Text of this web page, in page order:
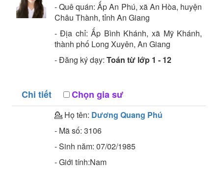
- Quê quán:Ấp An Phú, xã An Hòa, huyện
Châu Thành, tỉnh An Giang
- Địa chỉ:Ấp Bình Khánh, xã Mỹ Khánh,
thành phố Long Xuyên, An Giang
- Đăng ký dạy: Toán từ lớp 1 - 12
Chi tiết Chọn gia sư
💁 Họ tên: Dương Quang Phú
- Mã số: 3106
- Sinh năm: 07/02/1985
- Giới tính:Nam